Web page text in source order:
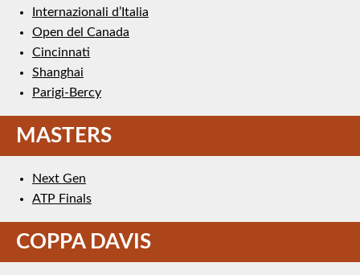
Internazionali d’Italia
Open del Canada
Cincinnati
Shanghai
Parigi-Bercy
MASTERS
Next Gen
ATP Finals
COPPA DAVIS